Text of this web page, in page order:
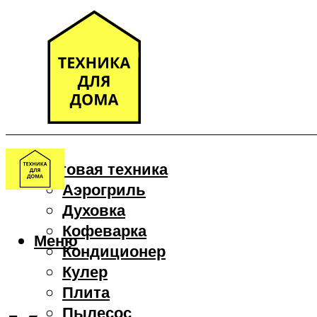
Бытовая техника
Аэрогриль
Духовка
Кофеварка
Кондиционер
Кулер
Плита
Пылесос
Меню